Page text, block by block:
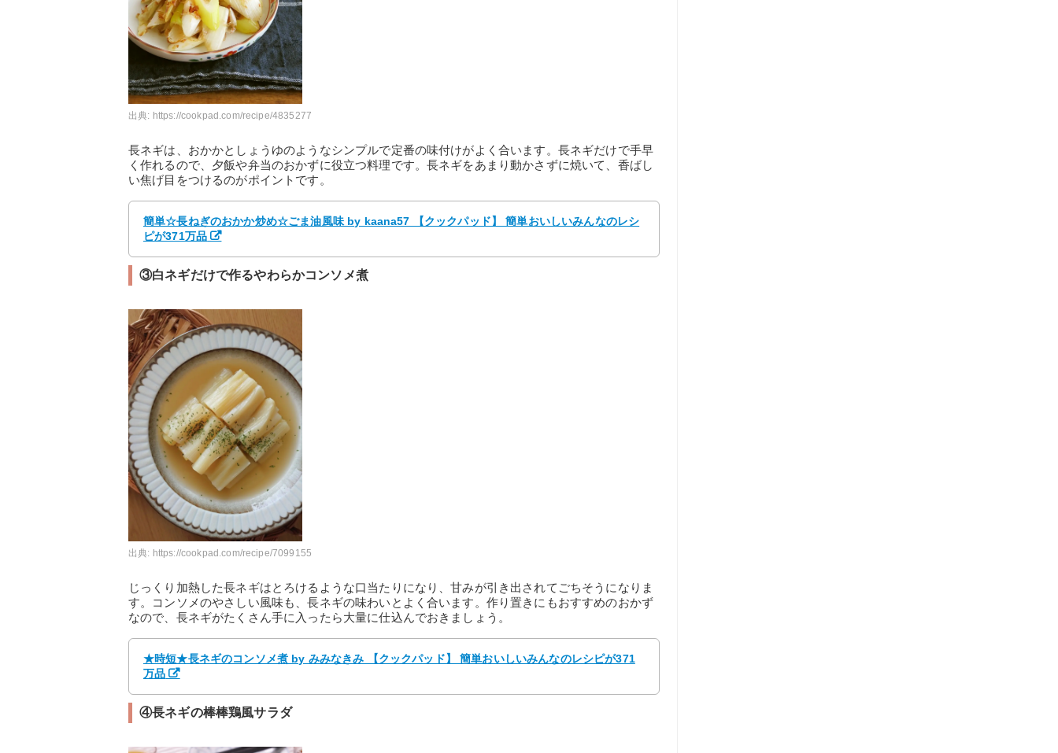
出典: https://cookpad.com/recipe/4835277
長ネギは、おかかとしょうゆのようなシンプルで定番の味付けがよく合います。長ネギだけで手早
く作れるので、夕飯や弁当のおかずに役立つ料理です。長ネギをあまり動かさずに焼いて、香ばし
い焦げ目をつけるのがポイントです。
簡単☆長ねぎのおかか炒め☆ごま油風味 by kaana57 【クックパッド】 簡単おいしいみんなのレシ
ピが371万品
③白ネギだけで作るやわらかコンソメ煮
出典: https://cookpad.com/recipe/7099155
じっくり加熱した長ネギはとろけるような口当たりになり、甘みが引き出されてごちそうになりま
す。コンソメのやさしい風味も、長ネギの味わいとよく合います。作り置きにもおすすめのおかず
なので、長ネギがたくさん手に入ったら大量に仕込んでおきましょう。
★時短★長ネギのコンソメ煮 by みみなきみ 【クックパッド】 簡単おいしいみんなのレシピが371
万品
④長ネギの棒棒鶏風サラダ